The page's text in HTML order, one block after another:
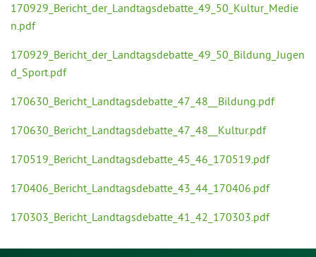
170929_Bericht_der_Landtagsdebatte_49_50_Kultur_Medie
n.pdf
170929_Bericht_der_Landtagsdebatte_49_50_Bildung_Jugen
d_Sport.pdf
170630_Bericht_Landtagsdebatte_47_48__Bildung.pdf
170630_Bericht_Landtagsdebatte_47_48__Kultur.pdf
170519_Bericht_Landtagsdebatte_45_46_170519.pdf
170406_Bericht_Landtagsdebatte_43_44_170406.pdf
170303_Bericht_Landtagsdebatte_41_42_170303.pdf